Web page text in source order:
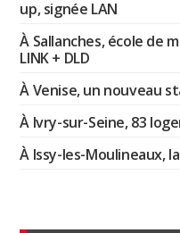
up, signée LAN
À Sallanches, école de
LINK + DLD
À Venise, un nouveau
À Ivry-sur-Seine, 83
À Issy-les-Moulineaux,